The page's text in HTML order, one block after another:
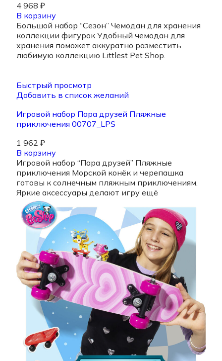
4 968 ₽
В корзину
Большой набор “Сезон” Чемодан для хранения
коллекции фигурок Удобный чемодан для
хранения поможет аккуратно разместить
любимую коллекцию Littlest Pet Shop.
Быстрый просмотр
Добавить в список желаний
Игровой набор Пара друзей Пляжные
приключения 00707_LPS
1 962 ₽
В корзину
Игровой набор “Пара друзей” Пляжные
приключения Морской конёк и черепашка
готовы к солнечным пляжным приключениям.
Яркие аксессуары делают игру ещё